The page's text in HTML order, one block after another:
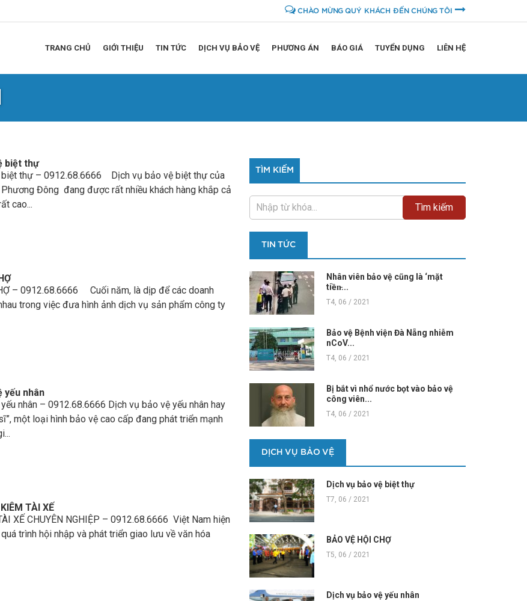
CHÀO MỪNG QUÝ KHÁCH ĐẾN CHÚNG TÔI
TRANG CHỦ GIỚI THIỆU TIN TỨC DỊCH VỤ BẢO VỆ PHƯƠNG ÁN BÁO GIÁ TUYỂN DỤNG LIÊN HỆ
biệt thự
biệt thự – 0912.68.6666 Dịch vụ bảo vệ biệt thự của
Đông đang được rất nhiều khách hàng khắp cả
cao...
– 0912.68.6666 Cuối năm, là dịp để các doanh
trong việc đưa hình ảnh dịch vụ sản phẩm công ty
yếu nhân
nhân – 0912.68.6666 Dịch vụ bảo vệ yếu nhân hay
một loại hình bảo vệ cao cấp đang phát triển mạnh
TÀI XẾ
XẾ CHUYÊN NGHIỆP – 0912.68.6666 Việt Nam hiện
trình hội nhập và phát triển giao lưu về văn hóa
TÌM KIẾM
TIN TỨC
Nhân viên bảo vệ cũng là ‘mặt
tiền̵...
T4, 06 / 2021
Bảo vệ Bệnh viện Đà Nẵng nhiễm
nCoV...
T4, 06 / 2021
Bị bắt vì nhổ nước bọt vào bảo vệ
công viên...
T4, 06 / 2021
DỊCH VỤ BẢO VỆ
Dịch vụ bảo vệ biệt thự
T7, 06 / 2021
BẢO VỆ HỘI CHỢ
T5, 06 / 2021
Dịch vụ bảo vệ yếu nhân